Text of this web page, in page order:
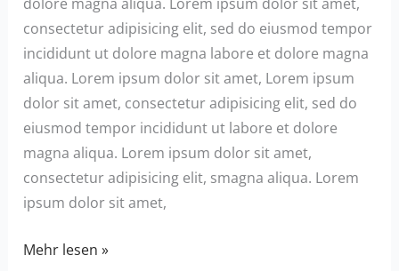
consectetur adipisicing elit, sed do eiusmod tempor
incididunt ut dolore magna labore et dolore magna
aliqua. Lorem ipsum dolor sit amet, Lorem ipsum
dolor sit amet, consectetur adipisicing elit, sed do
eiusmod tempor incididunt ut labore et dolore
magna aliqua. Lorem ipsum dolor sit amet,
consectetur adipisicing elit, smagna aliqua. Lorem
ipsum dolor sit amet,
Die
Mehr lesen »